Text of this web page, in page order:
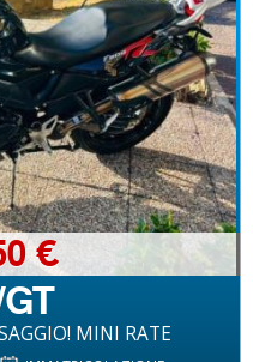
MINI RATE
€